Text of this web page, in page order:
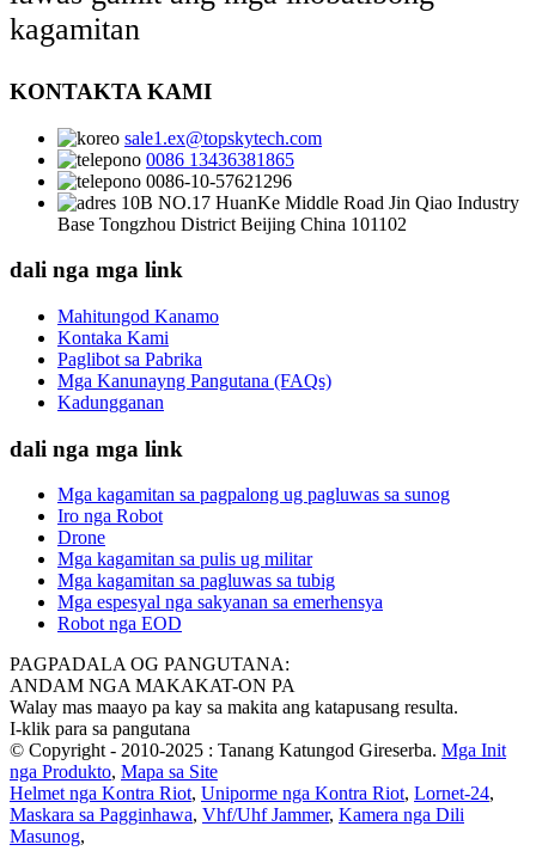
kagamitan
KONTAKTA KAMI
sale1.ex@topskytech.com
0086 13436381865
0086-10-57621296
10B NO.17 HuanKe Middle Road Jin Qiao Industry
Base Tongzhou District Beijing China 101102
dali nga mga link
Mahitungod Kanamo
Kontaka Kami
Paglibot sa Pabrika
Mga Kanunayng Pangutana (FAQs)
Kadungganan
dali nga mga link
Mga kagamitan sa pagpalong ug pagluwas sa sunog
Iro nga Robot
Drone
Mga kagamitan sa pulis ug militar
Mga kagamitan sa pagluwas sa tubig
Mga espesyal nga sakyanan sa emerhensya
Robot nga EOD
PAGPADALA OG PANGUTANA:
ANDAM NGA MAKAKAT-ON PA
Walay mas maayo pa kay sa makita ang katapusang resulta.
I-klik para sa pangutana
© Copyright - 2010-2025 : Tanang Katungod Gireserba. Mga Init
nga Produkto, Mapa sa Site
Helmet nga Kontra Riot, Uniporme nga Kontra Riot, Lornet-24,
Maskara sa Pagginhawa, Vhf/Uhf Jammer, Kamera nga Dili
Masunog,